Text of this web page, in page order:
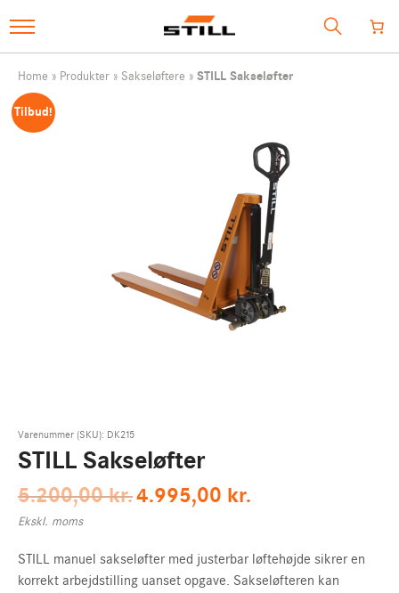
SHOP
MÅNEDENS UDVALGTE
Live chat
Kontakt os på livechatten for at få svar på dine spørgsmål!
Kontakt os
Home » Produkter » Sakseløftere » STILL Sakseløfter
Tilbud!
Varenummer (SKU): DK215
STILL Sakseløfter
5.200,00kr.4.995,00 kr.
Ekskl. moms
STILL manuel sakseløfter med justerbar løftehøjde sikrer en
korrekt arbejdstilling uanset opgave. Sakseløfteren kan